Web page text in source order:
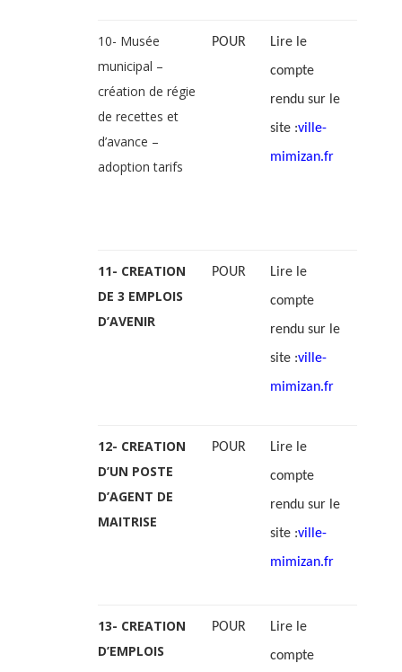
10- Musée
municipal –
création de régie
de recettes et
d’avance –
adoption tarifs
POUR
Lire le
compte
rendu sur le
site :ville-
mimizan.fr
11- CREATION
DE 3 EMPLOIS
D’AVENIR
POUR
Lire le
compte
rendu sur le
site :ville-
mimizan.fr
12- CREATION
D’UN POSTE
D’AGENT DE
MAITRISE
POUR
Lire le
compte
rendu sur le
site :ville-
mimizan.fr
13- CREATION
D’EMPLOIS
POUR
Lire le
compte